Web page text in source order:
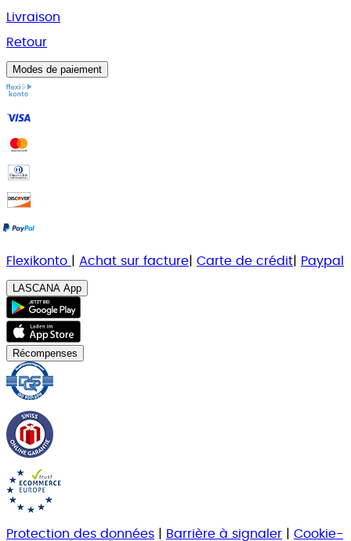
Livraison
Retour
Modes de paiement
Flexikonto Achat sur facture Carte de crédit Paypal
LASCANA App
Récompenses
Protection des données Barrière à signaler
Cookie-